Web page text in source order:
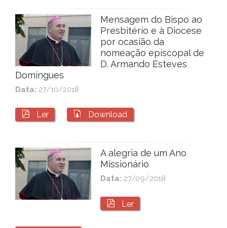
Mensagem do Bispo ao
Presbitério e à Diocese
por ocasião da
nomeação episcopal de
D. Armando Esteves
Domingues
Data: 27/10/2018
 Ler  Download
A alegria de um Ano
Missionário
Data: 27/09/2018
 Ler